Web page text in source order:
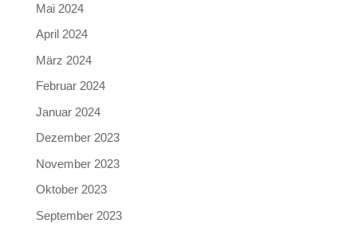
Mai 2024
April 2024
März 2024
Februar 2024
Januar 2024
Dezember 2023
November 2023
Oktober 2023
September 2023